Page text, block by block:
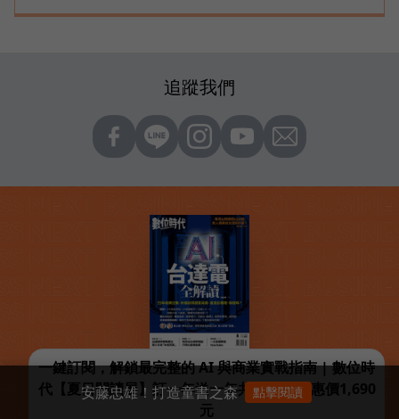
追蹤我們
一鍵訂閱，解鎖最完整的 AI 與商業實戰指南 | 數位時
代【夏日閱讀展】訂一年送一年共12期，優惠價1,690
元
安藤忠雄！打造童書之森 點擊閱讀